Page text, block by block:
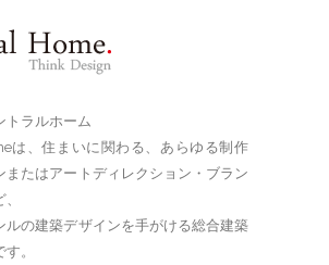
トラルホーム
は、住まいに関わる、あらゆる制作
またはアートディレクション・ブラン
ルの建築デザインを手がける総合建築
。